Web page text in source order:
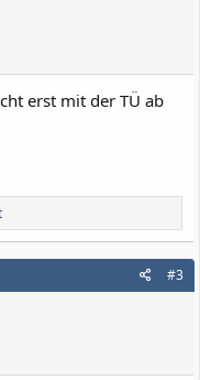
erst mit der TÜ ab
#3